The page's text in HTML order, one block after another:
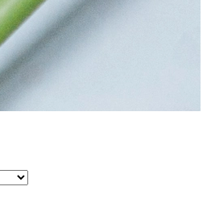
met de geschenkverpakkingen en
voor Pasen hebben we een